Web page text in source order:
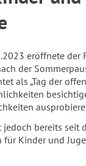
eröffnete der
der
als „Tag der
bereits seit
für Kinder und